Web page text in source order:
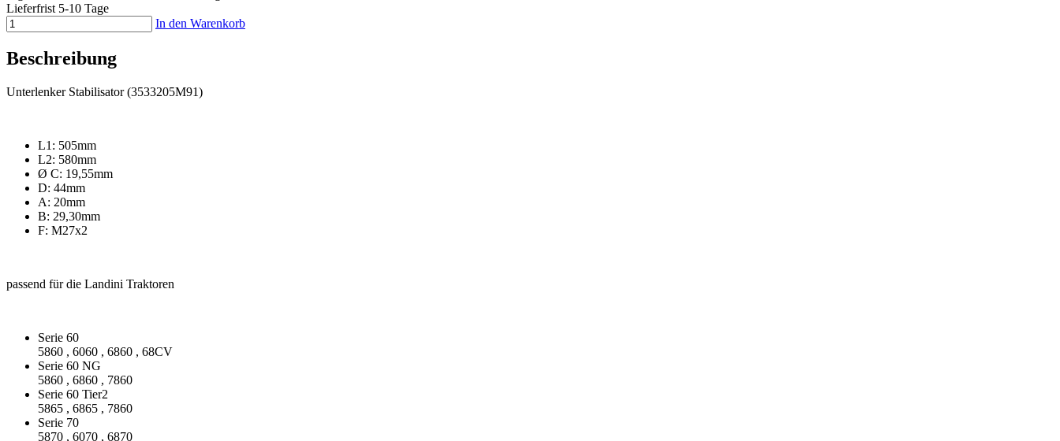
Lieferfrist 5-10 Tage
In den Warenkorb
Beschreibung
Unterlenker Stabilisator (3533205M91)
L1: 505mm
L2: 580mm
Ø C: 19,55mm
D: 44mm
A: 20mm
B: 29,30mm
F: M27x2
passend für die Landini Traktoren
Serie 60
5860 , 6060 , 6860 , 68CV
Serie 60 NG
5860 , 6860 , 7860
Serie 60 Tier2
5865 , 6865 , 7860
Serie 70
5870 , 6070 , 6870